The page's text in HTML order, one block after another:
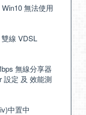
無法使用
線 VDSL
無線分享器
設定 及 效能測
中置中